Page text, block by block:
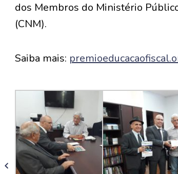
dos Membros do Ministério
(CNM).
Saiba mais: